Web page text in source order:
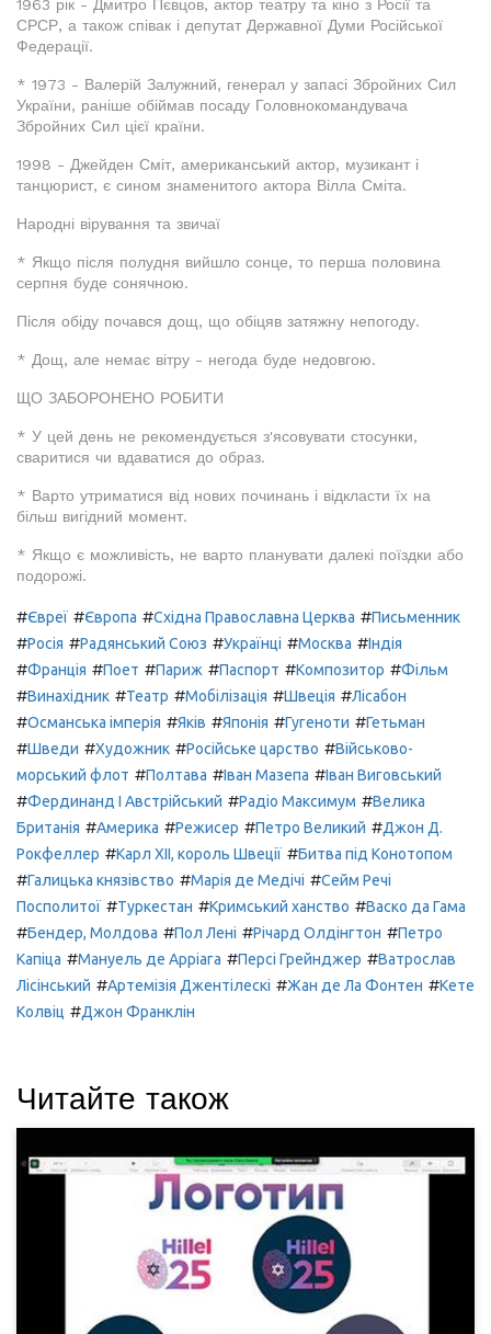
1963 рік - Дмитро Пєвцов, актор театру та кіно з Росії та
СРСР, а також співак і депутат Державної Думи Російської
Федерації.
* 1973 - Валерій Залужний, генерал у запасі Збройних Сил
України, раніше обіймав посаду Головнокомандувача
Збройних Сил цієї країни.
1998 - Джейден Сміт, американський актор, музикант і
танцюрист, є сином знаменитого актора Вілла Сміта.
Народні вірування та звичаї
* Якщо після полудня вийшло сонце, то перша половина
серпня буде сонячною.
Після обіду почався дощ, що обіцяв затяжну непогоду.
* Дощ, але немає вітру - негода буде недовгою.
ЩО ЗАБОРОНЕНО РОБИТИ
* У цей день не рекомендується з'ясовувати стосунки,
сваритися чи вдаватися до образ.
* Варто утриматися від нових починань і відкласти їх на
більш вигідний момент.
* Якщо є можливість, не варто планувати далекі поїздки або
подорожі.
#Євреї #Європа #Східна Православна Церква #Письменник
#Росія #Радянський Союз #Українці #Москва #Індія
#Франція #Поет #Париж #Паспорт #Композитор #Фільм
#Винахідник #Театр #Мобілізація #Швеція #Лісабон
#Османська імперія #Яків #Японія #Гугеноти #Гетьман
#Шведи #Художник #Російське царство #Військово-
морський флот #Полтава #Іван Мазепа #Іван Виговський
#Фердинанд I Австрійський #Радіо Максимум #Велика
Британія #Америка #Режисер #Петро Великий #Джон Д.
Рокфеллер #Карл XII, король Швеції #Битва під Конотопом
#Галицька князівство #Марія де Медічі #Сейм Речі
Посполитої #Туркестан #Кримський ханство #Васко да Гама
#Бендер, Молдова #Пол Лені #Річард Олдінгтон #Петро
Капіца #Мануель де Арріага #Персі Грейнджер #Ватрослав
Лісінський #Артемізія Джентілескі #Жан де Ла Фонтен #Кете
Колвіц #Джон Франклін
Читайте також